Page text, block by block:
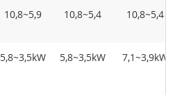
10,8~5,9 10,8~5,4 10,8~5,4
5,8~3,5kW 5,8~3,5kW 7,1~3,9kW